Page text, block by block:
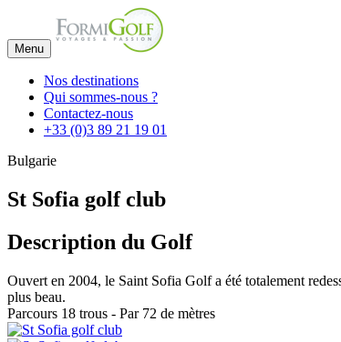
Menu
Nos destinations
Qui sommes-nous ?
Contactez-nous
+33 (0)3 89 21 19 01
Bulgarie
St Sofia golf club
Description du Golf
Ouvert en 2004, le Saint Sofia Golf a été totalement
plus beau.
Parcours 18 trous - Par 72 de mètres